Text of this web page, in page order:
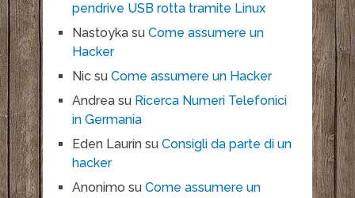
pendrive USB rotta tramite Linux
Nastoykasu Come assumere un
Hacker
Nicsu Come assumere un Hacker
Andreasu Ricerca Numeri Telefonici
in Germania
Eden Laurinsu Consigli da parte di un
hacker
Anonimo su Come assumere un